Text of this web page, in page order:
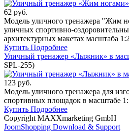
62 руб.
Модель уличного тренажера "Жим
уличных спортивно-
архитектурных макетах масштаба
Купить Подробнее
Уличный тренажер «Лыжник» в
SPL-255)
123 руб.
Модель уличного тренажера для
спортивных площадок в масштабе
Купить Подробнее
Copyright MAXXmarketing GmbH
JoomShopping Download & Support